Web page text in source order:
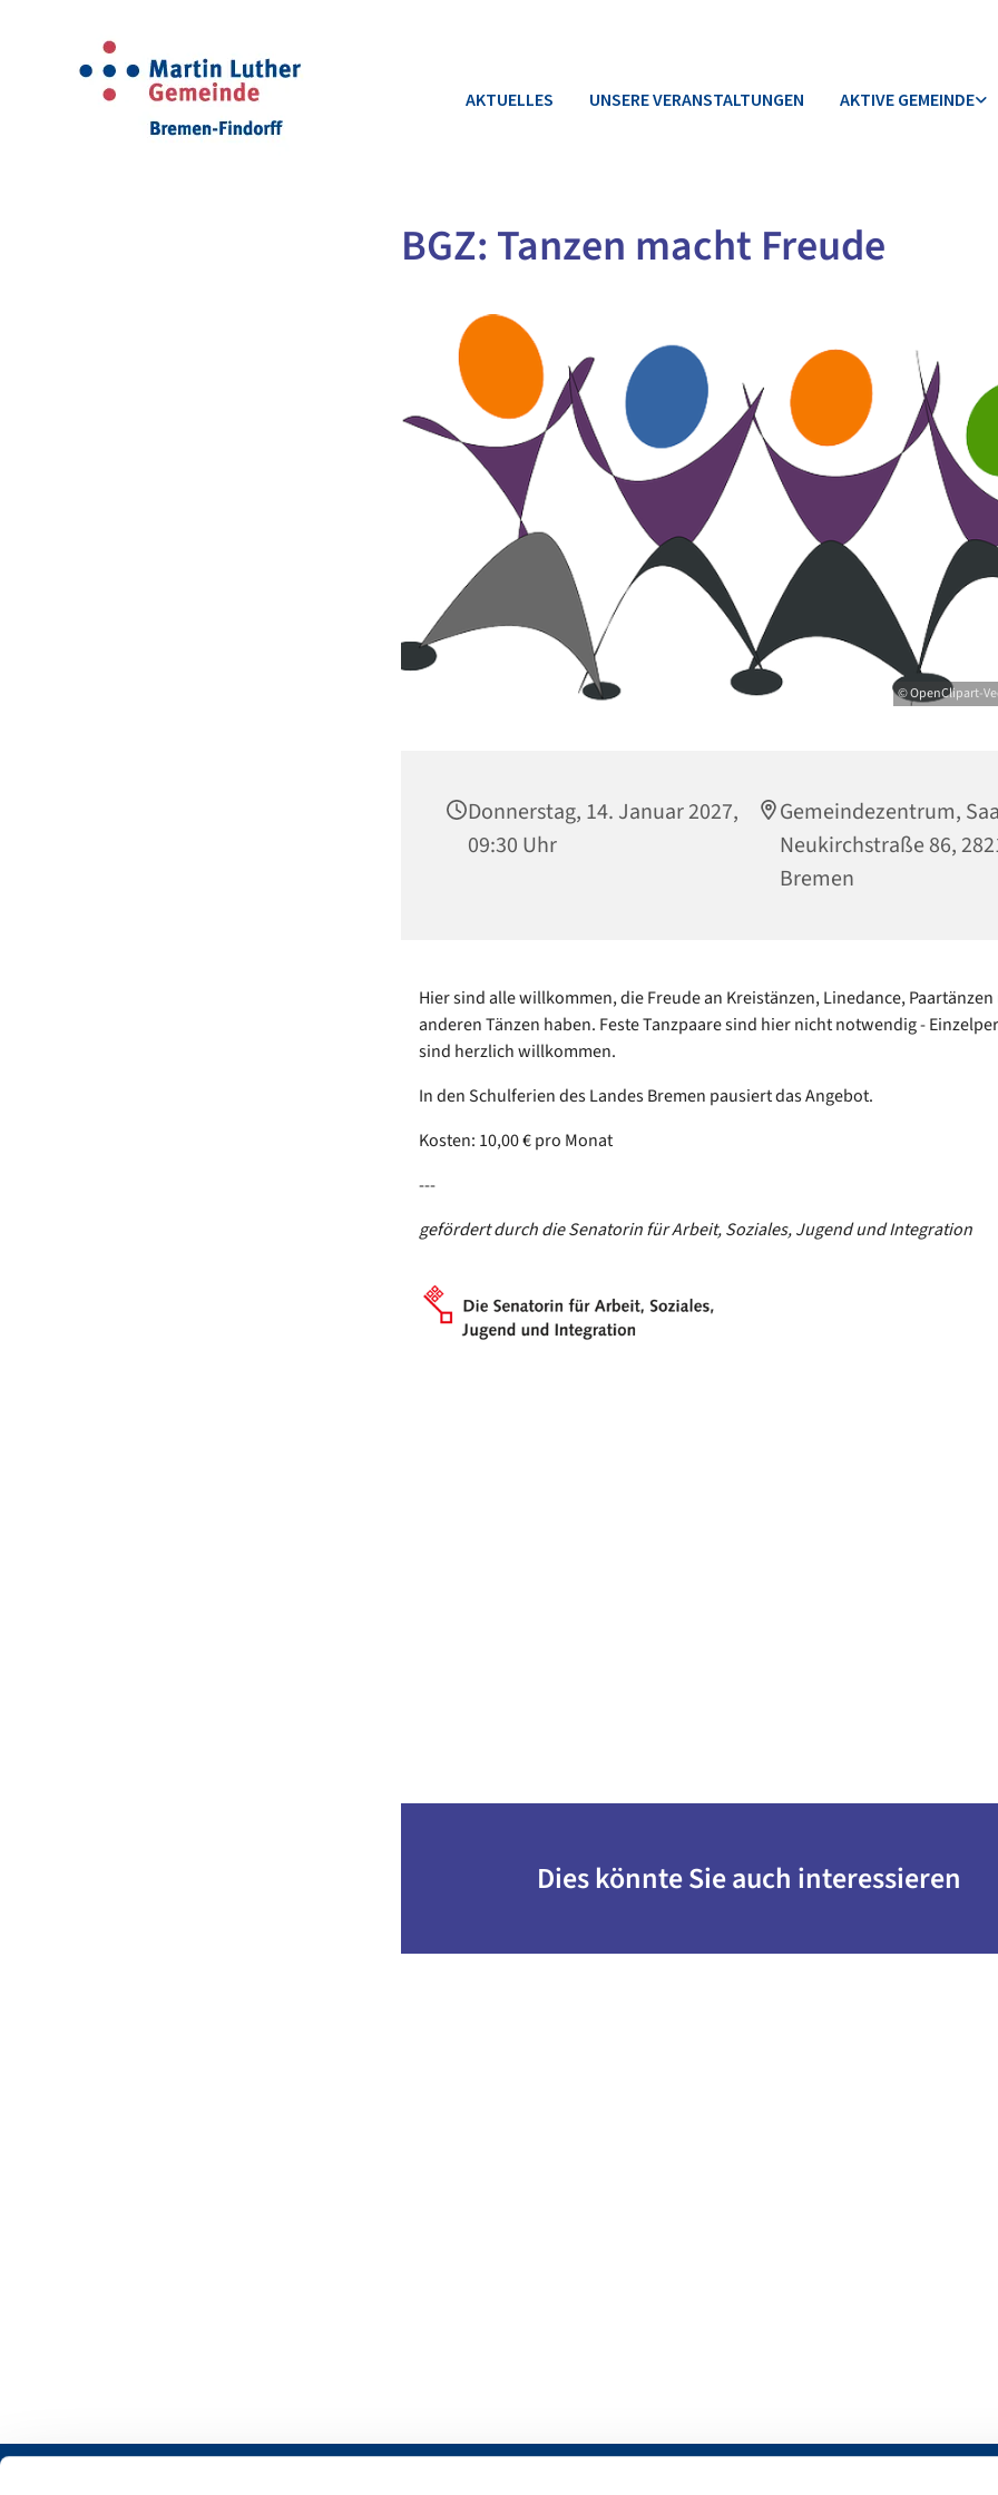
AKTUELLES UNSERE VERANSTALTUNGEN AKTIVE GEMEINDE
BGZ: Tanzen macht Freude
© OpenClipart-
Donnerstag, 14. Januar 2027,
09:30 Uhr
Gemeindezentrum,
Neukirchstraße 86,
Bremen
Hier sind alle willkommen, die Freude an Kreistänzen, Linedance,
anderen Tänzen haben. Feste Tanzpaare sind hier nicht notwendig -
sind herzlich willkommen.
In den Schulferien des Landes Bremen pausiert das Angebot.
Kosten: 10,00 € pro Monat
---
gefördert durch die Senatorin für Arbeit, Soziales, Jugend und Integration
Dies könnte Sie auch interessieren